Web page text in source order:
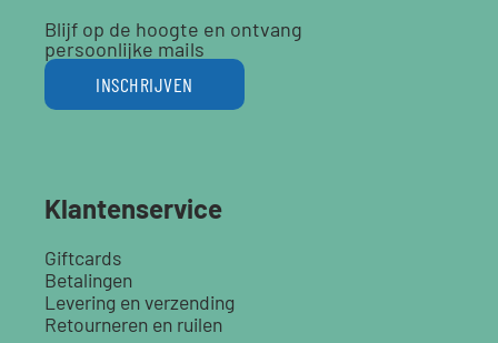
Blijf op de hoogte en ontvang
persoonlijke mails
INSCHRIJVEN
Klantenservice
Giftcards
Betalingen
Levering en verzending
Retourneren en ruilen